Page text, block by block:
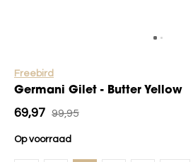
Freebird
Germani Gilet - Butter Yellow
69,97 99,95
Op voorraad